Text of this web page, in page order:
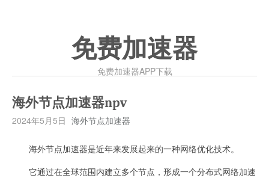
免费加速器
免费加速器APP下载
海外节点加速器npv
2024年5月5日 海外节点加速器
海外节点加速器是近年来发展起来的一种网络优化技术。
它通过在全球范围内建立多个节点，形成一个分布式网络加速